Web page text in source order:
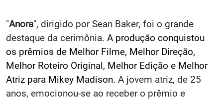
"Anora", dirigido por Sean Baker, foi o grande
destaque da cerimônia. A produção conquistou
os prêmios de Melhor Filme, Melhor Direção,
Melhor Roteiro Original, Melhor Edição e Melhor
Atriz para Mikey Madison. A jovem atriz, de 25
anos, emocionou-se ao receber o prêmio e